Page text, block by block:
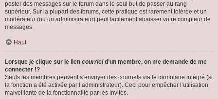
poster des messages sur le forum dans le seul but de passer au rang
supérieur. Sur la plupart des forums, cette pratique est rarement tolérée et un
modérateur (ou un administrateur) peut facilement abaisser votre compteur de
messages.
Haut
Lorsque je clique sur le lien courrield’un membre, on me demande de me
connecter !?
Seuls les membres peuvent s’envoyer des courriels via le formulaire intégré (si
la fonction a été activée par l’administrateur). Ceci pour empêcher l’utilisation
malveillante de la fonctionnalité par les invités.